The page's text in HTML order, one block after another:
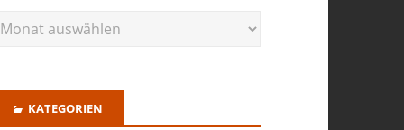
KATEGORIEN